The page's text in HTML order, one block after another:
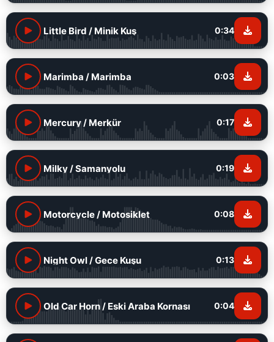
Little Bird / Minik Kuş 0:34
Marimba / Marimba 0:03
Mercury / Merkür 0:17
Milky / Samanyolu 0:19
Motorcycle / Motosiklet 0:08
Night Owl / Gece Kuşu 0:13
Old Car Horn / Eski Araba Kornası 0:04